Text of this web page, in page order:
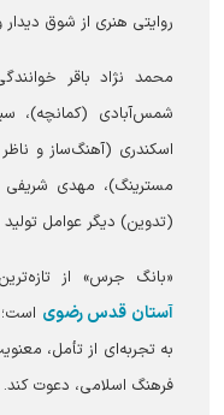
روایتی هنری از شوق
محمد نژاد باقر
شمس‌آبادی (کمانچه)،
اسکندری (آهنگ‌ساز و
مسترینگ)، مهدی
(تدوین) دیگر عوامل
«بانگ جرس» از
آستان قدس رضوی
به تجربه‌ای از تأمل،
فرهنگ اسلامی، دعوت کند.